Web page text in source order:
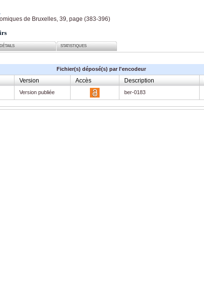
de Bruxelles, 39, page (383-396)
DÉTAILS STATISTIQUES
Fichier(s) déposé(s) par l'encodeur
Version Accès Description
Version publiée ber-0183